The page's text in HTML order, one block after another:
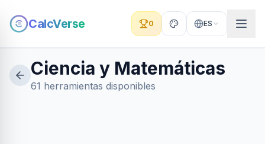
CalcVerse 0 ES
Ciencia y Matemáticas
61 herramientas disponibles